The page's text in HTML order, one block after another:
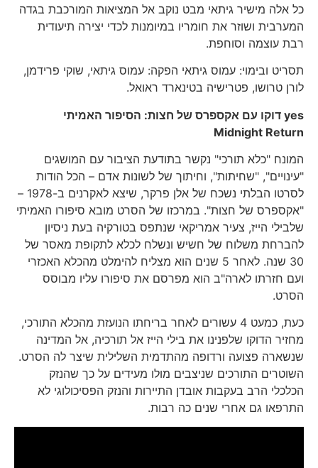
כל אלה מישיר גיתאי מבט נוקב אל המציאות המורכבת בגדה
המערבית ושוזר את חומריו במיומנות לכדי יצירה תיעודית
רבת עוצמה וסוחפת.
תסריט ובימוי: עמוס גיתאי הפקה: עמוס גיתאי, שוקי פרידמן,
לורן טרושו, פטרישיה בטינארד ראואל.
yesדוקו עם אקספרס של חצות: הסיפור האמיתי
Midnight Return
המונח "כלא תורכי" נקשר בתודעת הציבור עם המושגים
"עינויים", "שחיתות", וחיתוך של לשונות אדם – הכל הודות
לסרטו הבלתי נשכח של אלן פרקר, שיצא לאקרנים ב-1978 –
"אקספרס של חצות". במרכזו של הסרט מובא סיפורו האמיתי
שלבילי הייז, צעיר אמריקאי שנתפס בטורקיה בעת ניסיון
להברחת משלוח של חשיש ונשלח לכלא לתקופת מאסר של
30 שנה. לאחר 5 שנים הוא מצליח להימלט מהכלא האכזרי
ועם חזרתו לארה"ב הוא מפרסם את סיפורו עליו מבוסס
הסרט.
כעת, כמעט 4 עשורים לאחר בריחתו הנועזת מהכלא התורכי,
מחזיר הדוקו שלפנינו את בילי הייז אל תורכיה, אל המדינה
שנשארה פצועה ורדופה מהתדמית השלילית שיצר לה הסרט.
השוטרים התורכים שניצבים מולו מעידים על כך שהנזק
הכלכלי הרב בעקבות אובדן התיירות והנזק הפסיכולוגי לא
התרפאו גם אחרי שנים כה רבות.